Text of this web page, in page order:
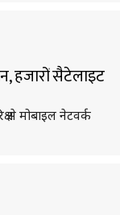
हजारों सैटेलाइट
मोबाइल नेटवर्क